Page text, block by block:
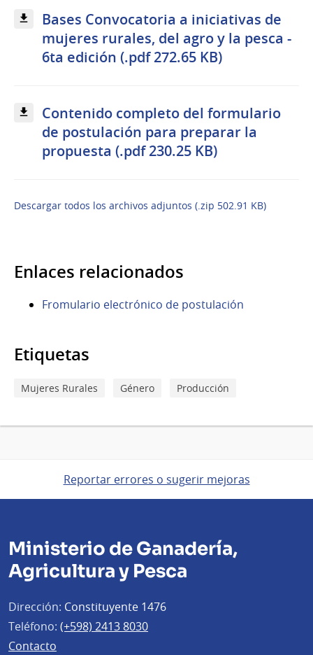
Bases Convocatoria a iniciativas de
mujeres rurales, del agro y la pesca -
6ta edición (.pdf 272.65 KB)
Contenido completo del formulario
de postulación para preparar la
propuesta (.pdf 230.25 KB)
Descargar todos los archivos adjuntos (.zip 502.91 KB)
Enlaces relacionados
Fromulario electrónico de postulación
Etiquetas
Mujeres Rurales Género Producción
Reportar errores o sugerir mejoras
Ministerio de Ganadería,
Agricultura y Pesca
Dirección: Constituyente 1476
Teléfono: (+598) 2413 8030
Contacto